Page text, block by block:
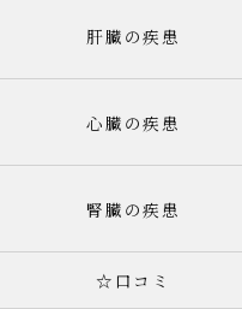
肝臓の疾患
心臓の疾患
腎臓の疾患
☆口コミ